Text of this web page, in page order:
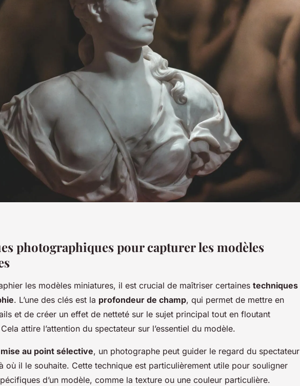
photographiques pour capturer les modèles
les modèles miniatures, il est crucial de maîtriser certaines techniques
. L’une des clés est la profondeur de champ, qui permet de mettre en
et de créer un effet de netteté sur le sujet principal tout en floutant
attire l’attention du spectateur sur l’essentiel du modèle.
mise au point sélective, un photographe peut guider le regard du spectateur
où il le souhaite. Cette technique est particulièrement utile pour souligner
d’un modèle, comme la texture ou une couleur particulière.